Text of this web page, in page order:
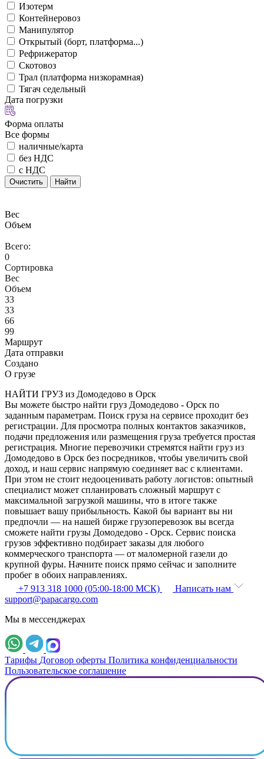
Изотерм
Контейнеровоз
Манипулятор
Открытый (борт, платформа...)
Рефрижератор
Скотовоз
Трал (платформа низкорамная)
Тягач седельный
Дата погрузки
Форма оплаты
Все формы
наличные/карта
без НДС
с НДС
Очистить Найти
Вес
Объем
Всего:
0
Сортировка
Вес
Объем
33
33
66
99
Маршрут
Дата отправки
Создано
О грузе
НАЙТИ ГРУЗ из Домодедово в Орск
Вы можете быстро найти груз Домодедово - Орск по
заданным параметрам. Поиск груза на сервисе проходит без
регистрации. Для просмотра полных контактов заказчиков,
подачи предложения или размещения груза требуется простая
регистрация. Многие перевозчики стремятся найти груз из
Домодедово в Орск без посредников, чтобы увеличить свой
доход, и наш сервис напрямую соединяет вас с клиентами.
При этом не стоит недооценивать работу логистов: опытный
специалист может спланировать сложный маршрут с
максимальной загрузкой машины, что в итоге также
повышает вашу прибыльность. Какой бы вариант вы ни
предпочли — на нашей бирже грузоперевозок вы всегда
сможете найти грузы Домодедово - Орск. Сервис поиска
грузов эффективно подбирает заказы для любого
коммерческого транспорта — от маломерной газели до
крупной фуры. Начните поиск прямо сейчас и заполните
пробег в обоих направлениях.
+7 913 318 1000 (05:00-18:00 МСК)
Написать нам
support@papacargo.com
Мы в мессенджерах
Тарифы Договор оферты Политика конфиденциальности
Пользовательское соглашение